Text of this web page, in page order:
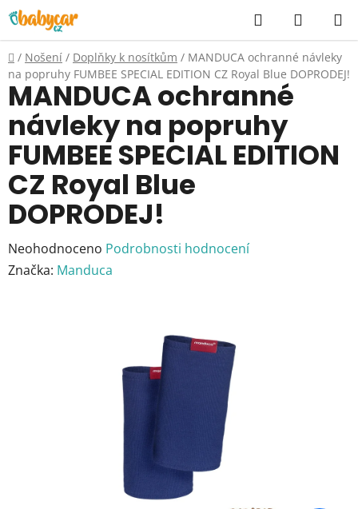
Přejít
na
obsah
Hledat
KOŠÍK
Domů
/ Nošení / Doplňky k nosítkům / MANDUCA ochranné návleky
na popruhy FUMBEE SPECIAL EDITION CZ Royal Blue DOPRODEJ!
MANDUCA ochranné
návleky na popruhy
FUMBEE SPECIAL EDITION
CZ Royal Blue
DOPRODEJ!
Průměrné
hodnocení
Neohodnoceno Podrobnosti hodnocení
Značka: Manduca